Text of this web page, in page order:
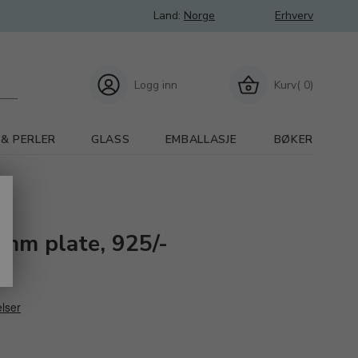
Land: Norge Erhverv
Kurv( 0)
Logg inn
PERLER GLASS EMBALLASJE BØKER
plate, 925/-